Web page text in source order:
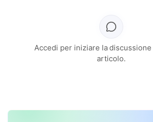
Accedi per iniziare la
articolo.